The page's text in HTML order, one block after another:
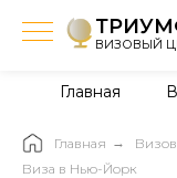
Главная
ВИЗОВЫЙ
Главная →
Виза в Нью-Йорк